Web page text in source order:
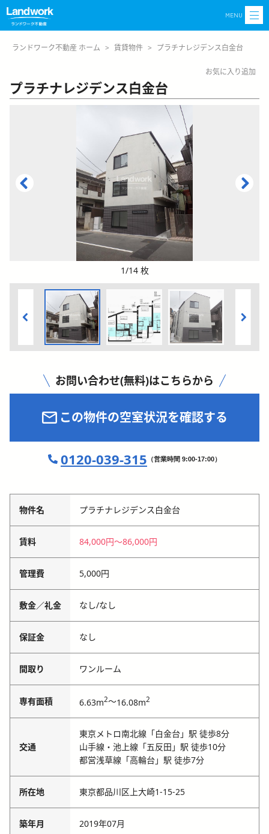
MENU
ランドワーク不動産 ホーム > 賃貸物件 > プラチナレジデンス白金台
お気に入り追加
プラチナレジデンス白金台
1/14 枚
お問い合わせ(無料)はこちらから
この物件の空室状況を確認する
0120-039-315 （営業時間 9:00-17:00）
物件名 プラチナレジデンス白金台
賃料 84,000円〜86,000円
管理費 5,000円
敷金／礼金 なし/なし
保証金 なし
間取り ワンルーム
専有面積 6.63m2～16.08m2
交通
東京メトロ南北線「白金台」駅 徒歩8分
山手線・池上線「五反田」駅 徒歩10分
都営浅草線「高輪台」駅 徒歩7分
所在地 東京都品川区上大崎1-15-25
築年月 2019年07月